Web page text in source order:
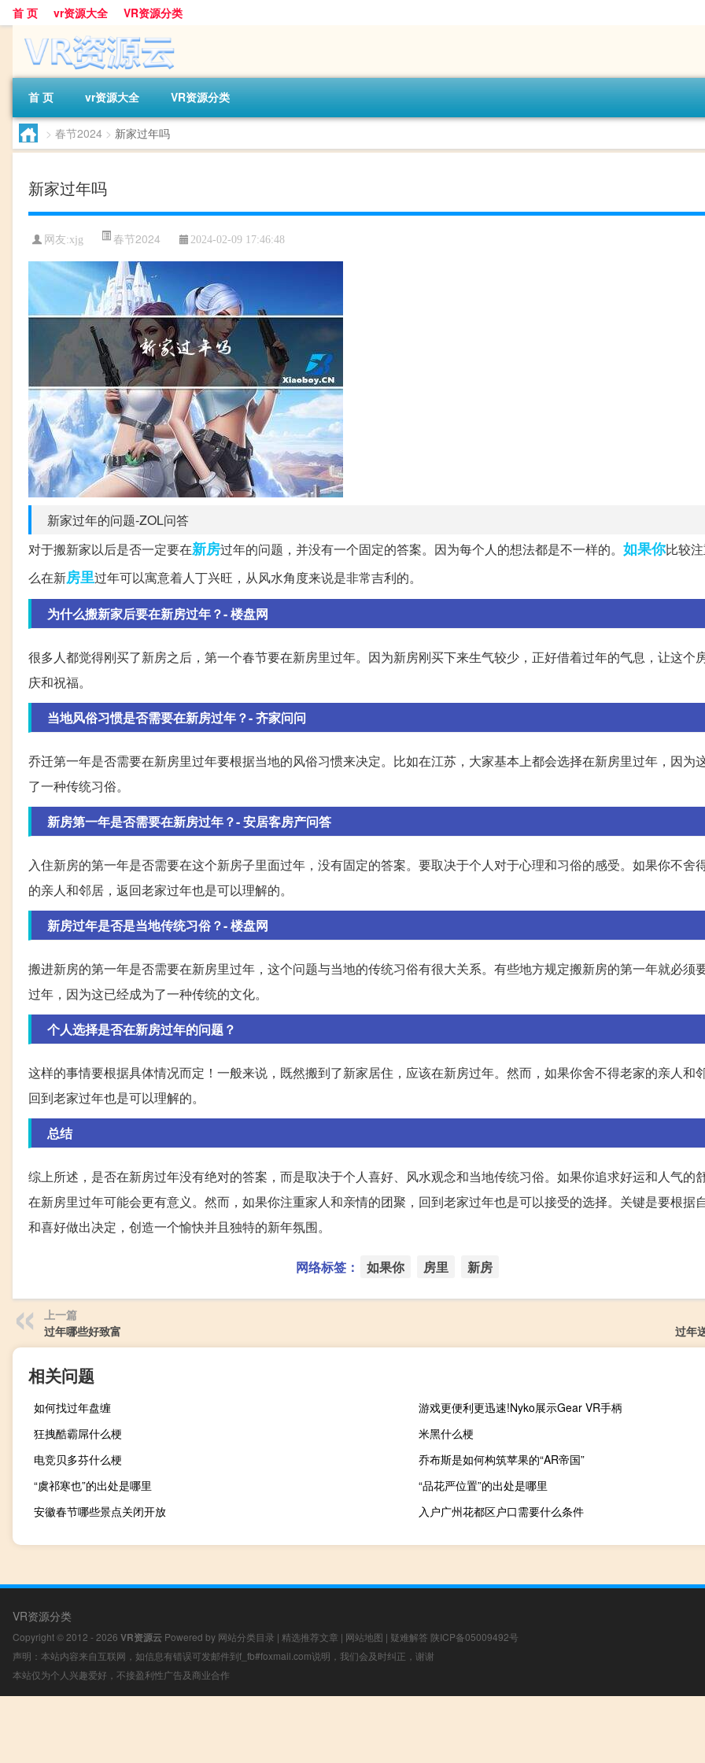
首 页 vr资源大全 VR资源分类
首 页 vr资源大全 VR资源分类
> 春节2024 > 新家过年吗
新家过年吗
网友:xjg 春节2024 2024-02-09 17:46:48
新家过年的问题-ZOL问答
对于搬新家以后是否一定要在新房过年的问题，并没有一个固定的答案。因为每个人的想法都是不一样的。 如果你比较
么在新房里过年可以寓意着人丁兴旺，从风水角度来说是非常吉利的。
为什么搬新家后要在新房过年？- 楼盘网
很多人都觉得刚买了新房之后，第一个春节要在新房里过年。因为新房刚买下来生气较少，正好借着过年的气息，让这个
庆和祝福。
当地风俗习惯是否需要在新房过年？- 齐家问问
乔迁第一年是否需要在新房里过年要根据当地的风俗习惯来决定。比如在江苏，大家基本上都会选择在新房里过年，因为
了一种传统习俗。
新房第一年是否需要在新房过年？- 安居客房产问答
入住新房的第一年是否需要在这个新房子里面过年，没有固定的答案。要取决于个人对于心理和习俗的感受。如果你不舍
的亲人和邻居，返回老家过年也是可以理解的。
新房过年是否是当地传统习俗？- 楼盘网
搬进新房的第一年是否需要在新房里过年，这个问题与当地的传统习俗有很大关系。有些地方规定搬新房的第一年就必须
过年，因为这已经成为了一种传统的文化。
个人选择是否在新房过年的问题？
这样的事情要根据具体情况而定！一般来说，既然搬到了新家居住，应该在新房过年。然而，如果你舍不得老家的亲人和
回到老家过年也是可以理解的。
总结
综上所述，是否在新房过年没有绝对的答案，而是取决于个人喜好、风水观念和当地传统习俗。如果你追求好运和人气的
在新房里过年可能会更有意义。然而，如果你注重家人和亲情的团聚，回到老家过年也是可以接受的选择。关键是要根据
和喜好做出决定，创造一个愉快并且独特的新年氛围。
网络标签： 如果你 房里 新房
上一篇
过年哪些好致富
过年
相关问题
如何找过年盘缠
游戏更便利更迅速!Nyko展示Gear VR手柄
狂拽酷霸屌什么梗
米黑什么梗
电竞贝多芬什么梗
乔布斯是如何构筑苹果的“AR帝国”
“虞祁寒也”的出处是哪里
“品花严位置”的出处是哪里
安徽春节哪些景点关闭开放
入户广州花都区户口需要什么条件
VR资源分类
Copyright © 2012 - 2026 VR资源云 Powered by 网站分类目录 | 精选推荐文章 | 网站地图 | 疑难解答 陕ICP备05009492号
声明：本站内容来自互联网，如信息有错误可发邮件到f_fb#foxmail.com说明，我们会及时纠正，谢谢
本站仅为个人兴趣爱好，不接盈利性广告及商业合作